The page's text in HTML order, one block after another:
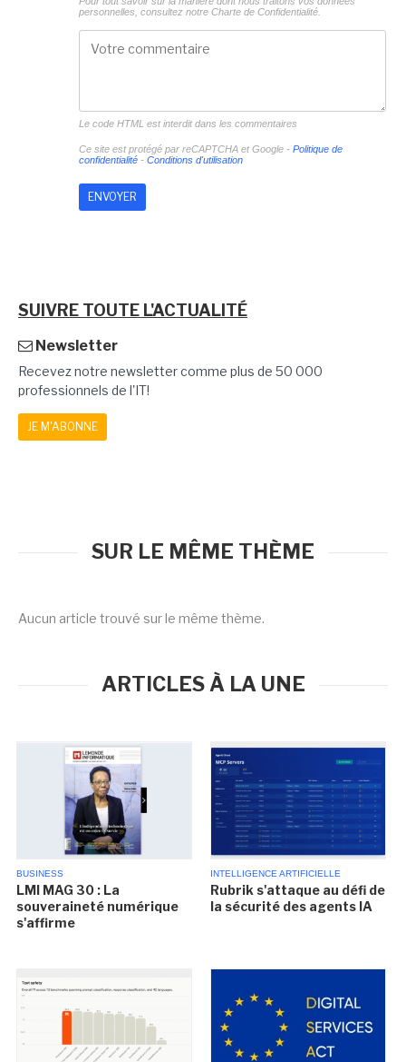
personnelles, consultez notre Charte de Confidentialité.
Le code HTML est interdit dans les commentaires
Ce site est protégé par reCAPTCHA et Google - Politique de
confidentialité- Conditions d'utilisation
SUIVRE TOUTE L'ACTUALITÉ
Newsletter
Recevez notre newsletter comme plus de 50 000
professionnels de l'IT!
JE M'ABONNE
SUR LE MÊME THÈME
Aucun article trouvé sur le même thème.
ARTICLES À LA UNE
BUSINESS
LMI MAG 30 : La
souveraineté numérique
s'affirme
INTELLIGENCE ARTIFICIELLE
Rubrik s'attaque au défi de
la sécurité des agents IA